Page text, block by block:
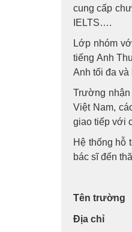
cung cấp
IELTS….
Lớp nhóm
tiếng Anh
Anh tối đa
Trường
Việt Nam,
giao tiếp với
Hệ thống hỗ
bác sĩ đến
Tên trường
Địa chỉ